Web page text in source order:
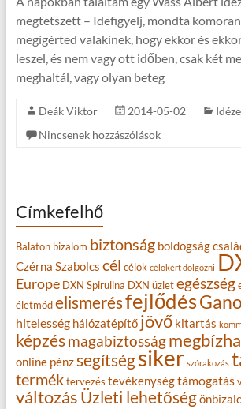
megtetszett – Idefigyelj, mondta komoran
megígérted valakinek, hogy ekkor és
leszel, és nem vagy ott időben, csak két
meghaltál, vagy olyan beteg
Deák Viktor 2014-05-02
Nincsenek hozzászólások
Címkefelhő
Balaton bizalom biztonság boldogság
Czérna Szabolcs cél célok célokért dolgozni
Europe DXN Spirulina DXN üzlet egészség
életmód elismerésfejlődés
hitelesség hálózatépítő jövő kitartás
képzésmagabiztosság
online pénzsegítségsiker szórakozás
termék tervezés tevékenységtámogatás
változás Üzleti lehetőség